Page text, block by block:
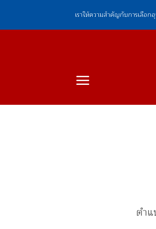
ยัง
เราให้ความสำคัญกับการเลือ
ตำ